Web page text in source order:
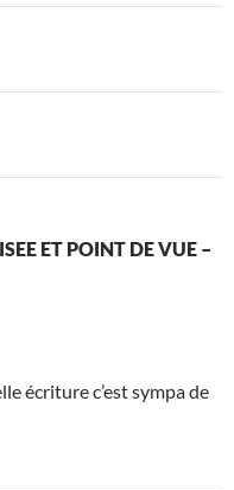
ET POINT DE VUE –
écriture c’est sympa de